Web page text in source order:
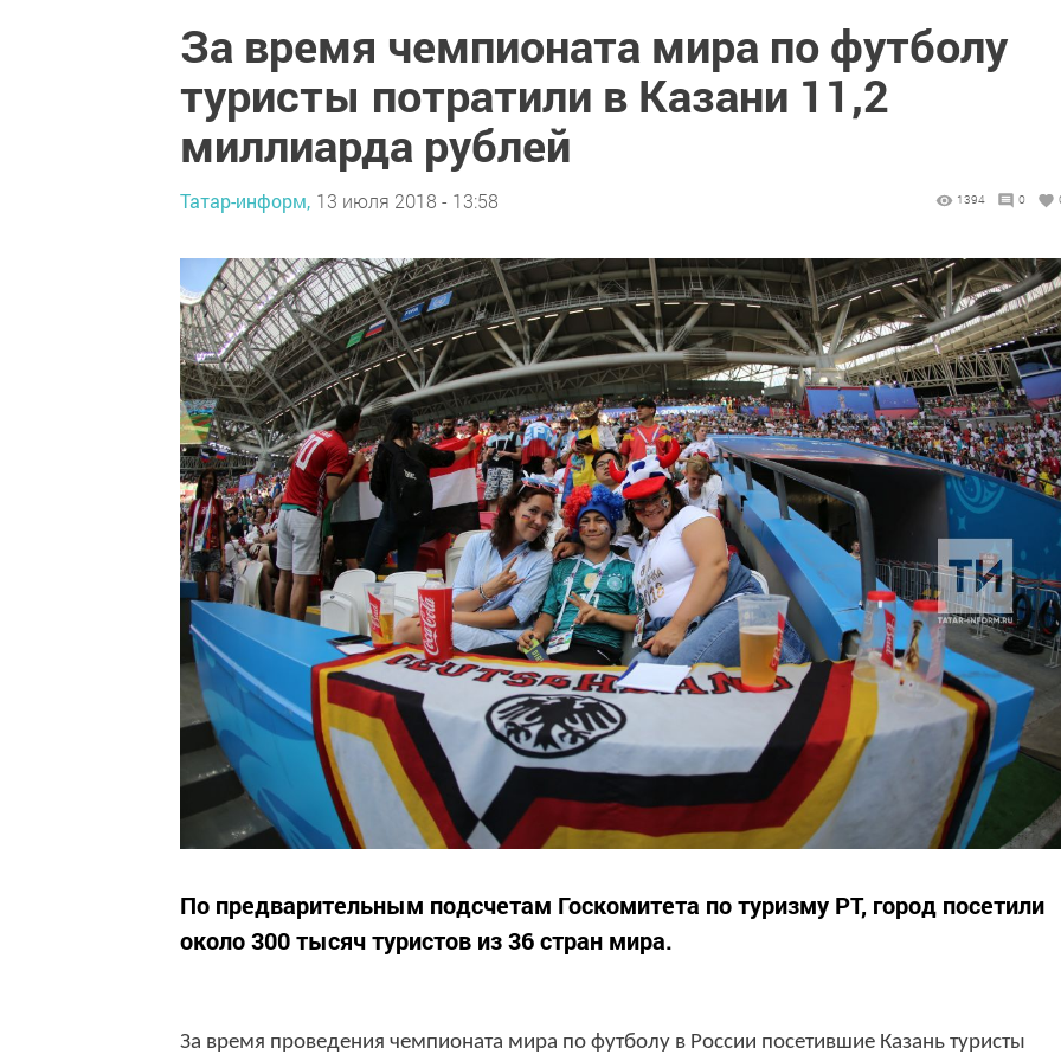
За время чемпионата мира по футболу
туристы потратили в Казани 11,2
миллиарда рублей
Татар-информ, 13 июля 2018 - 13:58 1394 0
По предварительным подсчетам Госкомитета по туризму РТ, город посетили
около 300 тысяч туристов из 36 стран мира.
За время проведения чемпионата мира по футболу в России посетившие Казань туристы